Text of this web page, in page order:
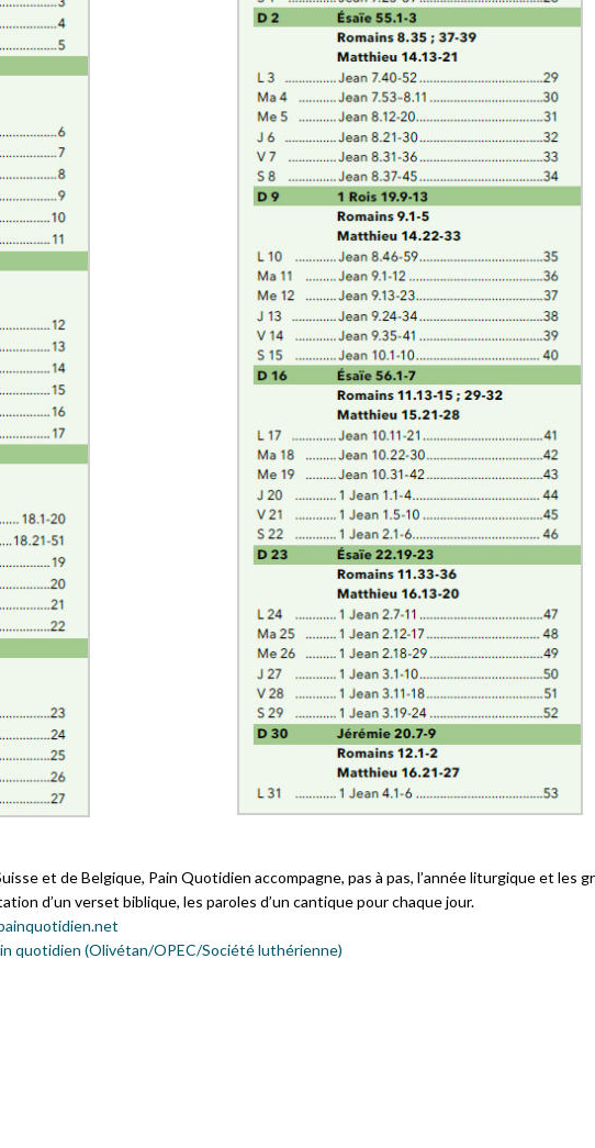
et de Belgique, Pain Quotidien accompagne, pas à pas, l’année liturgique et les
d’un verset biblique, les paroles d’un cantique pour chaque jour.
quotidien (Olivétan/OPEC/Société luthérienne)
Ensemble